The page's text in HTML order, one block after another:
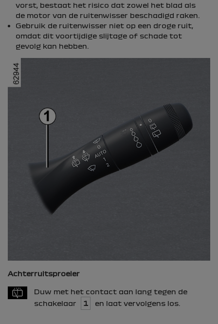
vorst, bestaat het risico dat zowel het blad als
de motor van de ruitenwisser beschadigd raken.
Gebruik de ruitenwisser niet op een droge ruit,
omdat dit voortijdige slijtage of schade tot
gevolg kan hebben.
Achterruitsproeier
Duw met het contact aan lang tegen de
schakelaar
1 en laat vervolgens los.